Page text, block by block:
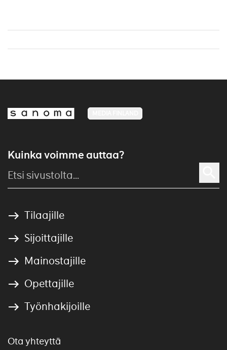
Kuinka voimme auttaa?
Tilaajille
Sijoittajille
Mainostajille
Opettajille
Työnhakijoille
Ota yhteyttä